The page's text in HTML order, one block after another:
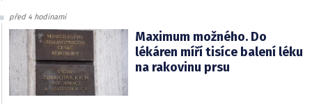
před 4 hodinami
Maximum možného. Do
lékáren míří tisíce balení léku
na rakovinu prsu